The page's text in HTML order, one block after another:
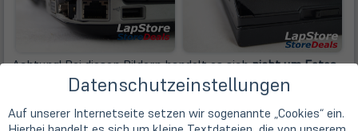
Achtung! Bei diesen Bildern handelt es sichnichtum Fotos
vom jeweiligen Produkt, sondern lediglich um Beispielbilder
Datenschutzeinstellungen
Auf unserer Internetseite setzen wir sogenannte „Cookies“ ein.